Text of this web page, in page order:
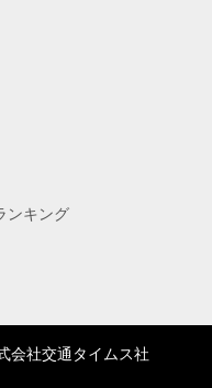
ンキング
会社交通タイムス社